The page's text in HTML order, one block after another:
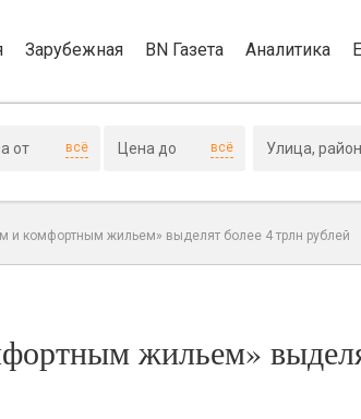
Зарубежная BN Газета Аналитика
всё всё
и комфортным жильем» выделят более 4 трлн рублей
жильем»